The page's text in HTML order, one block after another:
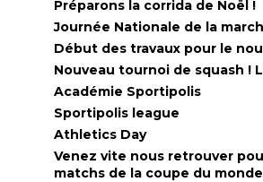
Préparons la corrida de Noël !
Journée Nationale de la
Début des travaux pour le
Nouveau tournoi de squash !
Académie Sportipolis
Sportipolis league
Athletics Day
Venez vite nous retrouver
matchs de la coupe du